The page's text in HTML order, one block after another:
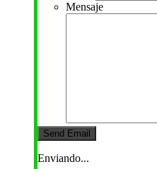
Mensaje
Enviando...